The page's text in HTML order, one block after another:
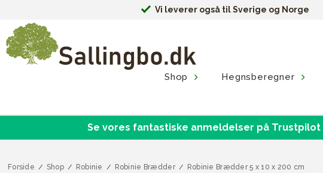
Vi leverer også til Sverige og Norge
Shop Hegnsberegner
Se vores fantastiske anmeldelser på Trustpilot
Forside / Shop / Robinie / Robinie Brædder / Robinie Brædder 5 x 10 x 200 cm